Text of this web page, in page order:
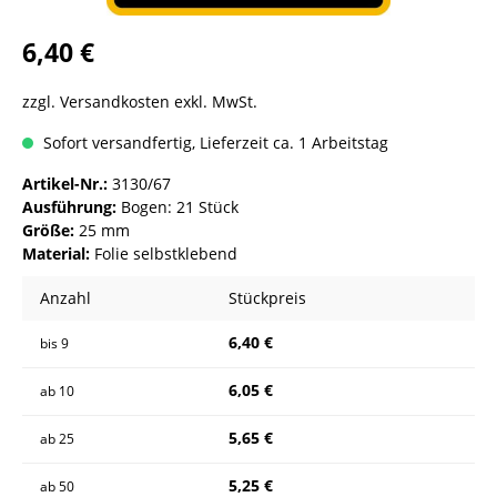
6,40 €
zzgl. Versandkosten exkl. MwSt.
Sofort versandfertig, Lieferzeit ca. 1 Arbeitstag
Artikel-Nr.: 3130/67
Ausführung: Bogen: 21 Stück
Größe: 25 mm
Material: Folie selbstklebend
Anzahl Stückpreis
bis9 6,40 €
ab 10 6,05 €
ab25 5,65 €
ab50 5,25 €